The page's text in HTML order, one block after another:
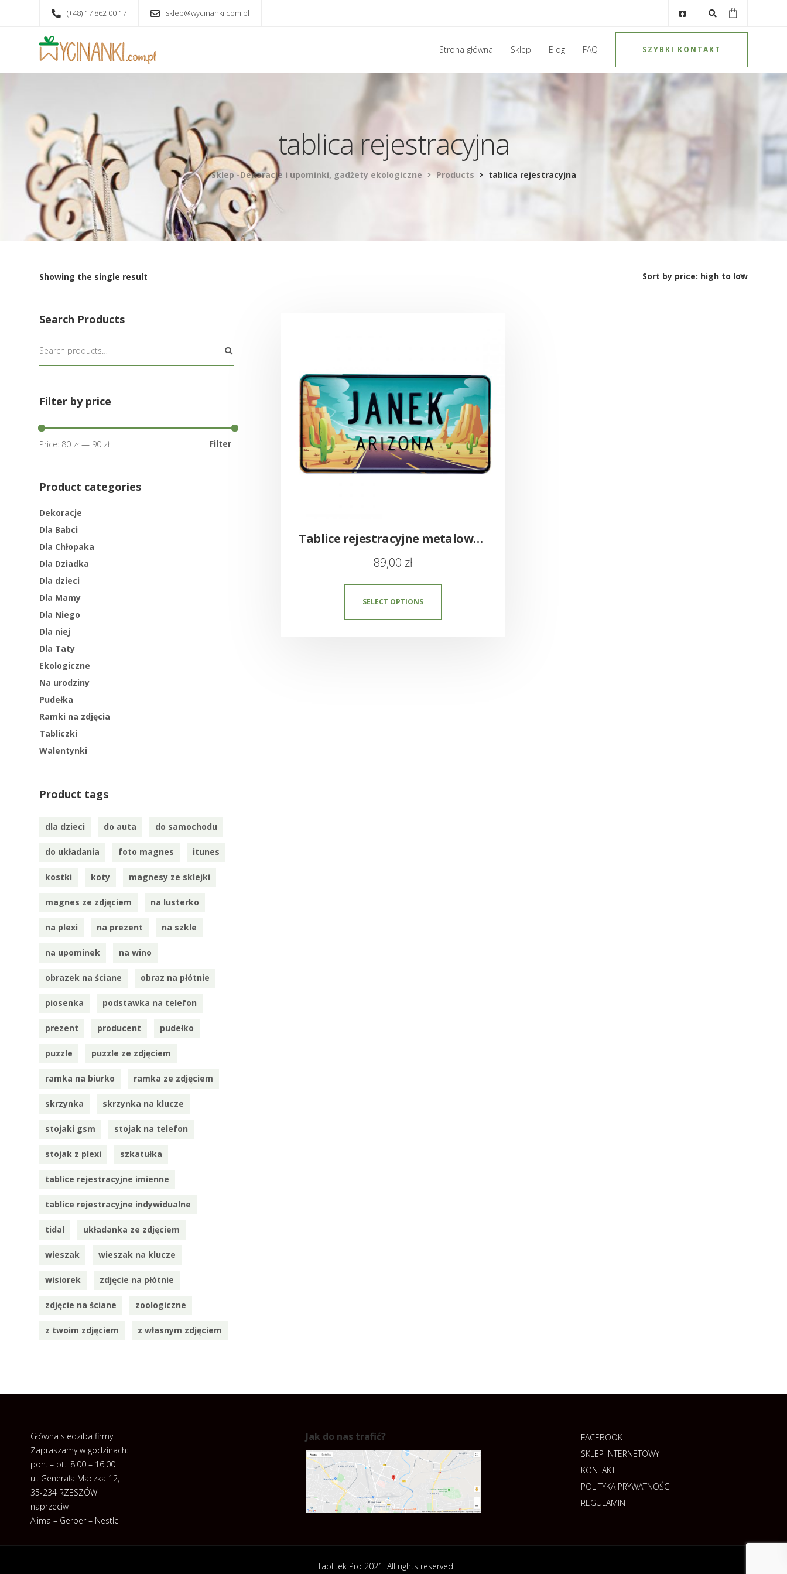
(+48) 17 862 00 17 sklep@wycinanki.com.pl
Strona główna Sklep Blog FAQ SZYBKI KONTAKT
tablica rejestracyjna
Sklep -Dekoracje i upominki, gadżety ekologiczne Products tablica rejestracyjna
Showing the single result
Search Products
Filter by price
Filter
Price: 80 zł — 90 zł
Product categories
Dekoracje
Dla Babci
Dla Chłopaka
Dla Dziadka
Dla dzieci
Dla Mamy
Dla Niego
Dla niej
Dla Taty
Ekologiczne
Na urodziny
Pudełka
Ramki na zdjęcia
Tabliczki
Walentynki
Product tags
dla dzieci do auta do samochodu
do układania foto magnes itunes
kostki koty magnesy ze sklejki
magnes ze zdjęciem na lusterko
na plexi na prezent na szkle
na upominek na wino
obrazek na ściane obraz na płótnie
piosenka podstawka na telefon
prezent producent pudełko
puzzle puzzle ze zdjęciem
ramka na biurko ramka ze zdjęciem
skrzynka skrzynka na klucze
stojaki gsm stojak na telefon
stojak z plexi szkatułka
tablice rejestracyjne imienne
tablice rejestracyjne indywidualne
tidal układanka ze zdjęciem
wieszak wieszak na klucze
wisiorek zdjęcie na płótnie
zdjęcie na ściane zoologiczne
z twoim zdjęciem z własnym zdjęciem
Tablice rejestracyjne metalowe – amerykańskie z imieniem USA
89,00 zł
SELECT OPTIONS
Główna siedziba firmy
Zapraszamy w godzinach:
pon. – pt.: 8:00 – 16:00
ul. Generała Maczka 12,
35-234 RZESZÓW
naprzeciw
Alima – Gerber – Nestle
Jak do nas trafić?
FACEBOOK
SKLEP INTERNETOWY
KONTAKT
POLITYKA PRYWATNOŚCI
REGULAMIN
Tablitek Pro 2021. All rights reserved.